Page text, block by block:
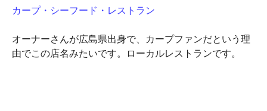
カープ・シーフード・レストラン
オーナーさんが広島県出身で、カープファンだという理
由でこの店名みたいです。ローカルレストランです。